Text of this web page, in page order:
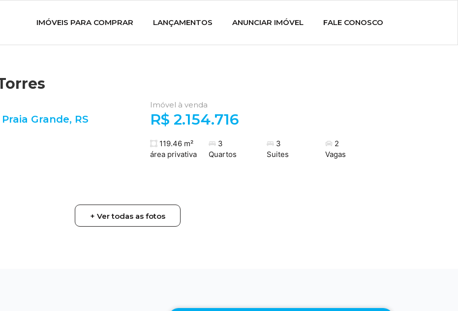
IMÓVEIS PARA COMPRAR LANÇAMENTOS ANUNCIAR IMÓVEL FALE CONOSCO
Praia Grande, RS
Imóvel à venda
R$ 2.154.716
119.46 m²
área privativa
3
Quartos
3
Suites
2
Vagas
+ Ver todas as fotos